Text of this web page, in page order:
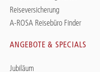
Reiseversicherung
A-ROSA Reisebüro Finder
ANGEBOTE & SPECIALS
Jubiläum